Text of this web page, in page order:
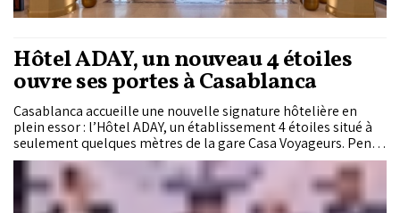
Hôtel ADAY, un nouveau 4 étoiles
ouvre ses portes à Casablanca
Casablanca accueille une nouvelle signature hôtelière en
plein essor : l’Hôtel ADAY, un établissement 4 étoiles situé à
seulement quelques mètres de la gare Casa Voyageurs. Pensé
pour répondre aux attentes des voyageurs modernes, l’hôtel
combine confort contemporain, hospitalité marocaine et
emplacement stratégique au cœur de la capitale économique
du Royaume.